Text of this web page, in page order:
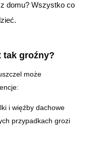
domu? Wszystko co
tak groźny?
może
i więźby dachowe
przypadkach grozi